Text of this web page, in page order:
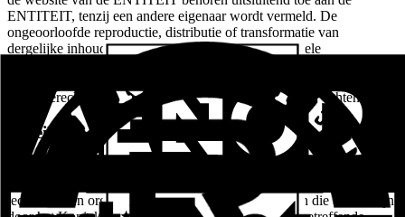
ENTITEIT, tenzij een andere eigenaar wordt vermeld. De
ongeoorloofde reproductie, distributie of transformatie van
dergelijke inhoud vormt een inbreuk op de intellectuele
buitengerechtelijke acties voor de uitoefening van hun rechten.
Beveiliging bij de verwerking van gegevens
technische en organisatorische maatregelen genomen die vereist zijn